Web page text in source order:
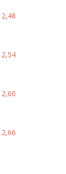
2,54